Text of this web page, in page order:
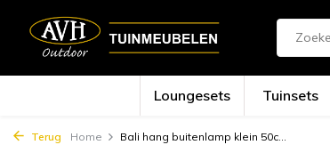
Loungesets Tuinsets
Terug Home Bali hang buitenlamp klein 50c...